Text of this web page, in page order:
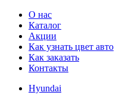
О нас
Каталог
Акции
Как узнать цвет авто
Как заказать
Контакты
Hyundai